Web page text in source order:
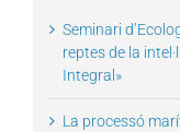
Seminari
reptes de la
Integral»
La processó